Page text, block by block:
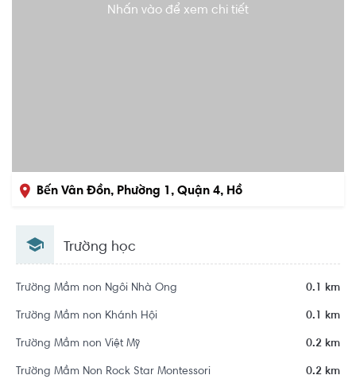
Nhấn vào để xem chi tiết
Bến Vân Đồn, Phường 1, Quận 4, Hồ
Trường học
Trường Mầm non Ngôi Nhà Ong 0.1 km
Trường Mầm non Khánh Hội 0.1 km
Trường Mầm non Việt Mỹ 0.2 km
Trường Mầm Non Rock Star Montessori 0.2 km